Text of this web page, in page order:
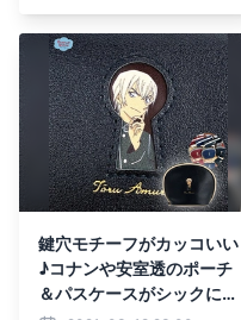
鍵穴モチーフがカッコいい
♪コナンや安室透のポーチ
＆パスケースがシックに登